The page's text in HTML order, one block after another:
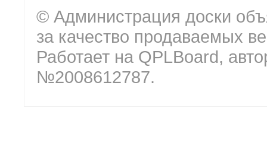
© Администрация доски
за качество продаваемых
Работает на QPLBoard,
№2008612787.